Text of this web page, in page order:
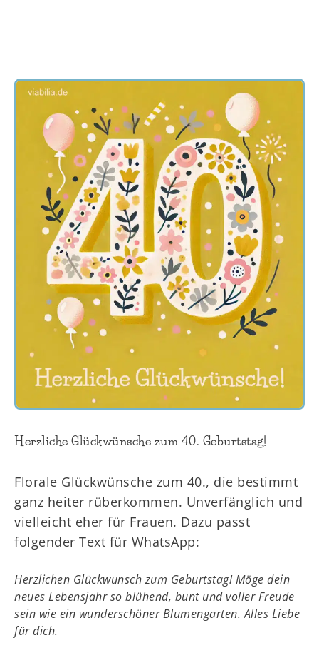
Herzliche Glückwünsche zum 40. Geburtstag!
Florale Glückwünsche zum 40., die bestimmt
ganz heiter rüberkommen. Unverfänglich und
vielleicht eher für Frauen. Dazu passt
folgender Text für WhatsApp:
Herzlichen Glückwunsch zum Geburtstag! Möge dein
neues Lebensjahr so blühend, bunt und voller Freude
sein wie ein wunderschöner Blumengarten. Alles Liebe
für dich.